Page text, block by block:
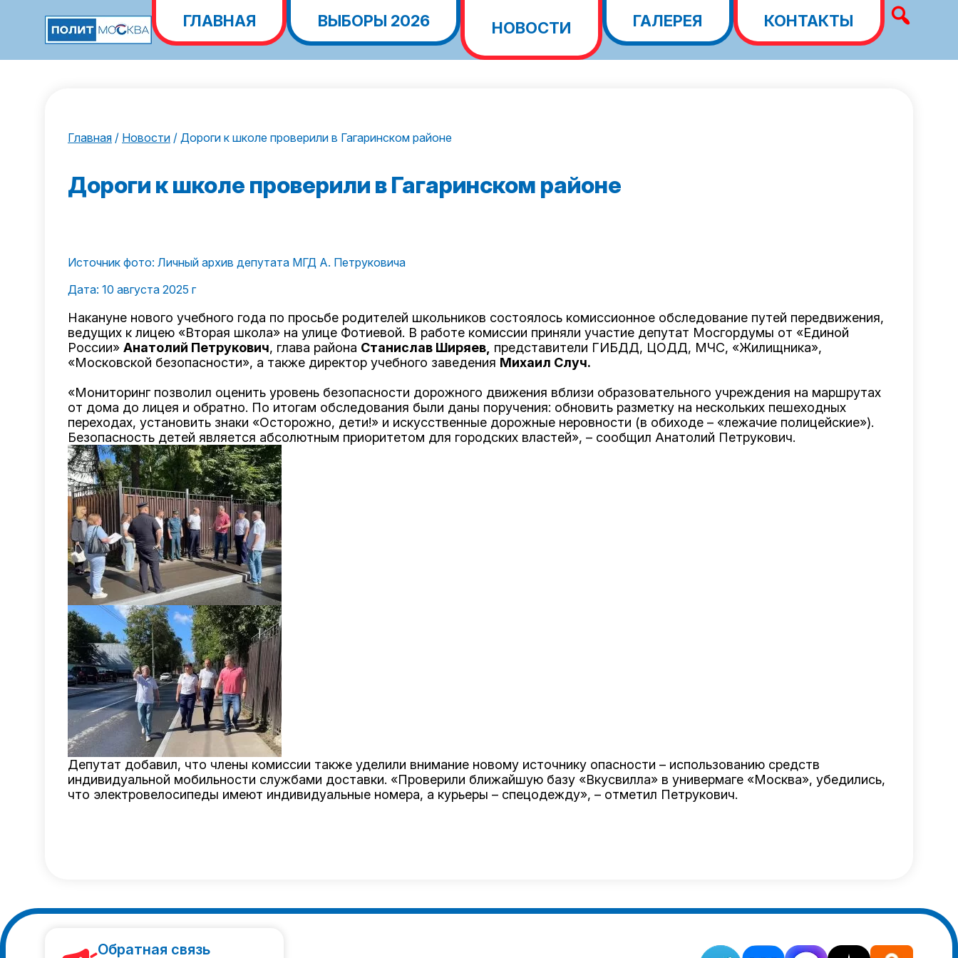
ГЛАВНАЯ ВЫБОРЫ 2026 НОВОСТИ ГАЛЕРЕЯ КОНТАКТЫ
Главная / Новости / Дороги к школе проверили в Гагаринском районе
Дороги к школе проверили в Гагаринском районе
Источник фото: Личный архив депутата МГД А. Петруковича
Дата: 10 августа 2025 г
Накануне нового учебного года по просьбе родителей школьников состоялось комиссионное обследование путей передвижения,
ведущих к лицею «Вторая школа» на улице Фотиевой. В работе комиссии приняли участие депутат Мосгордумы от «Единой
России» Анатолий Петрукович, глава района Станислав Ширяев, представители ГИБДД, ЦОДД, МЧС, «Жилищника»,
«Московской безопасности», а также директор учебного заведения Михаил Случ.
«Мониторинг позволил оценить уровень безопасности дорожного движения вблизи образовательного учреждения на маршрутах
от дома до лицея и обратно. По итогам обследования были даны поручения: обновить разметку на нескольких пешеходных
переходах, установить знаки «Осторожно, дети!» и искусственные дорожные неровности (в обиходе – «лежачие полицейские»).
Безопасность детей является абсолютным приоритетом для городских властей», – сообщил Анатолий Петрукович.
Депутат добавил, что члены комиссии также уделили внимание новому источнику опасности – использованию средств
индивидуальной мобильности службами доставки. «Проверили ближайшую базу «Вкусвилла» в универмаге «Москва», убедились,
что электровелосипеды имеют индивидуальные номера, а курьеры – спецодежду», – отметил Петрукович.
Обратная связь